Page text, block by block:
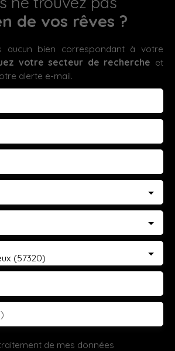
de vos rêves ?
aucun bien correspondant à votre
votre secteur de recherche et
alerte e-mail.
(57320)
de mes données